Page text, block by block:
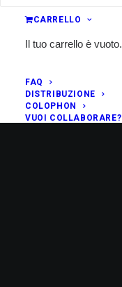
CARRELLO
Il tuo carrello è vuoto.
FAQ
DISTRIBUZIONE
COLOPHON
VUOI COLLABORARE?